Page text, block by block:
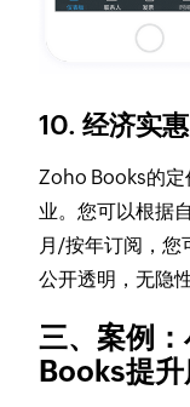
10. 经济实惠
Zoho Books的定
业。您可以根据
月/按年订阅，您
公开透明，无隐
三、案例
Books提